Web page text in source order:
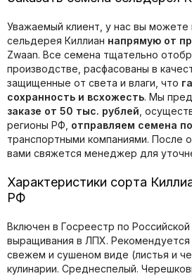
Уважаемый клиент, у нас вы можете
сельдерея Киллиан напрямую от
Zwaan. Все семена тщательно
производстве, расфасованы в
защищенные от света и влаги, что
сохранность и всхожесть. Мы
заказе от 50 тыс. рублей ,
регионы РФ, отправляем семена
транспортными компаниями. После
вами свяжется менеджер для
Характеристики сорта
РФ
Включен в Госреестр по
выращивания в ЛПХ. Рекомендуется
свежем и сушеном виде (листья и
кулинарии. Среднеспелый.